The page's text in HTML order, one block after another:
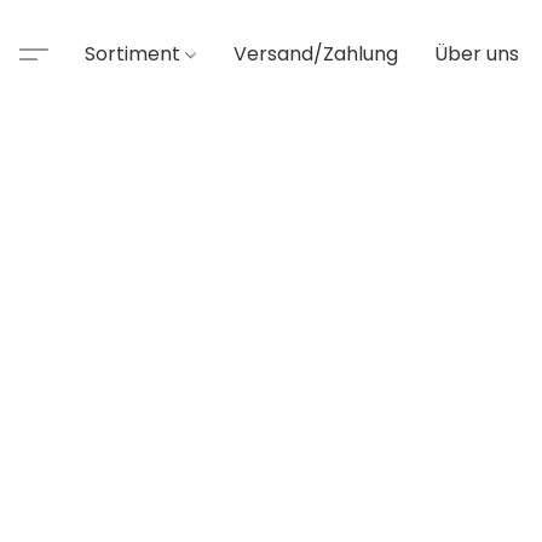
Sortiment Versand/Zahlung Über uns